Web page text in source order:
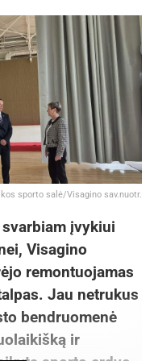
sporto salė/Visagino sav.nuotr.
įvykiui
Visagino
remontuojamas
Jau netrukus
bendruomenė
ir